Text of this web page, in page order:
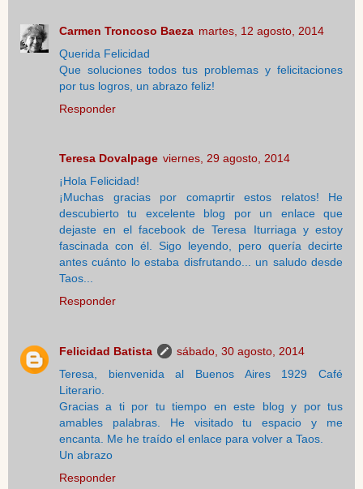
Carmen Troncoso Baeza martes, 12 agosto, 2014
Querida Felicidad
Que soluciones todos tus problemas y felicitaciones
por tus logros, un abrazo feliz!
Responder
Teresa Dovalpage viernes, 29 agosto, 2014
¡Hola Felicidad!
¡Muchas gracias por comaprtir estos relatos! He
descubierto tu excelente blog por un enlace que
dejaste en el facebook de Teresa Iturriaga y estoy
fascinada con él. Sigo leyendo, pero quería decirte
antes cuánto lo estaba disfrutando... un saludo desde
Taos...
Responder
Felicidad Batista
sábado, 30 agosto, 2014
Teresa, bienvenida al Buenos Aires 1929 Café
Literario.
Gracias a ti por tu tiempo en este blog y por tus
amables palabras. He visitado tu espacio y me
encanta. Me he traído el enlace para volver a Taos.
Un abrazo
Responder